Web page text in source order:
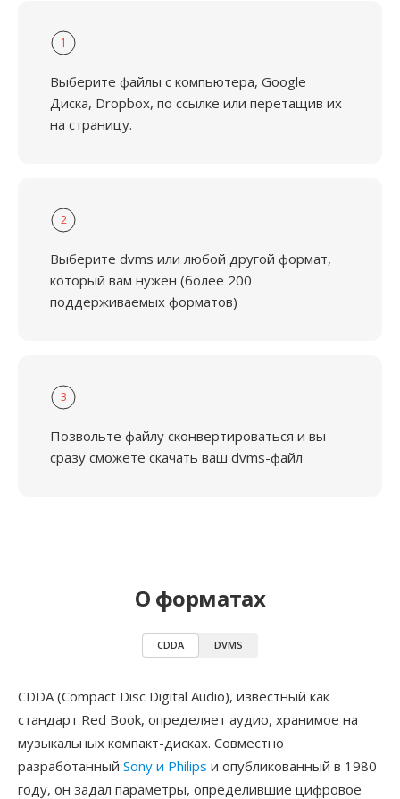
1
Выберите файлы с компьютера, Google
Диска, Dropbox, по ссылке или перетащив их
на страницу.
2
Выберите dvms или любой другой формат,
который вам нужен (более 200
поддерживаемых форматов)
3
Позвольте файлу сконвертироваться и вы
сразу сможете скачать ваш dvms-файл
О форматах
CDDA DVMS
CDDA (Compact Disc Digital Audio), известный как
стандарт Red Book, определяет аудио, хранимое на
музыкальных компакт-дисках. Совместно
разработанный Sony и Philips и опубликованный в 1980
году, он задал параметры, определившие цифровое